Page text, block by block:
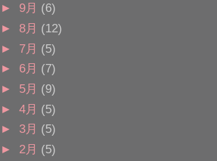
► 9月 (6)
► 8月 (12)
► 7月 (5)
► 6月 (7)
► 5月 (9)
► 4月 (5)
► 3月 (5)
► 2月 (5)